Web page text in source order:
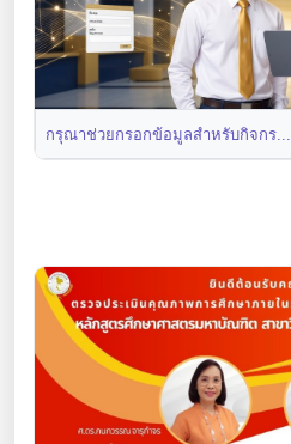
กรุณาช่วยกรอกข้อมูลสำหรับกิจกร...